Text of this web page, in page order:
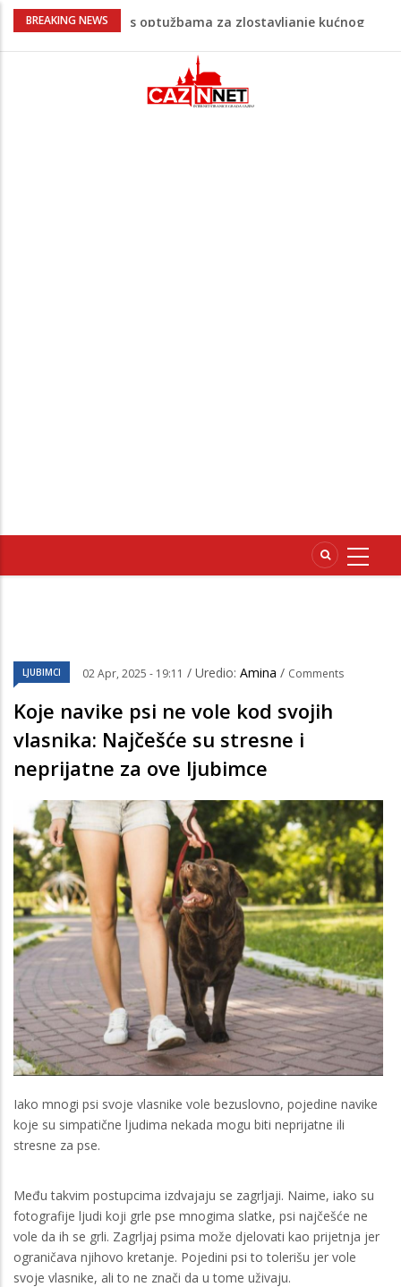
BREAKING NEWS
Pentagon zabrinut zbog smanjenih
proizvodnje
U FBiH nema jedinstvene evidencije o
povučenom mesu, inspektori za pola
LJUBIMCI 02 Apr, 2025 - 19:11 / Uredio: Amina / Comments
Koje navike psi ne vole kod svojih
vlasnika: Najčešće su stresne i
neprijatne za ove ljubimce
Iako mnogi psi svoje vlasnike vole bezuslovno, pojedine navike
koje su simpatične ljudima nekada mogu biti neprijatne ili
stresne za pse.
Među takvim postupcima izdvajaju se zagrljaji. Naime, iako su
fotografije ljudi koji grle pse mnogima slatke, psi najčešće ne
vole da ih se grli. Zagrljaj psima može djelovati kao prijetnja jer
ograničava njihovo kretanje. Pojedini psi to tolerišu jer vole
svoje vlasnike, ali to ne znači da u tome uživaju.